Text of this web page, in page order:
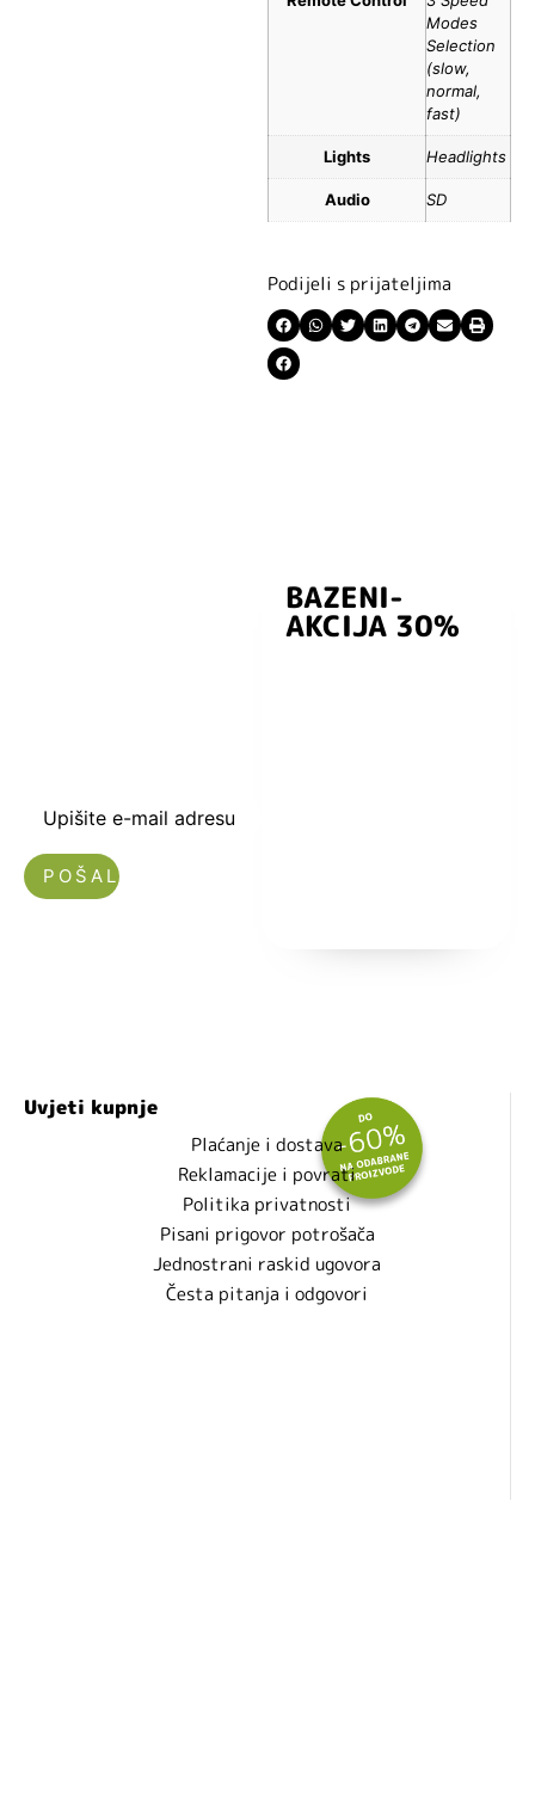
Modes
Selection
(slow,
normal,
fast)
Lights Headlights
Audio SD
Podijeli s prijateljima
Upišite e-mail adresu
BAZENI-
AKCIJA 30%
Uvjeti kupnje
Plaćanje i dostava
Reklamacije i povrati
Politika privatnosti
Pisani prigovor potrošača
Jednostrani raskid ugovora
Česta pitanja i odgovori